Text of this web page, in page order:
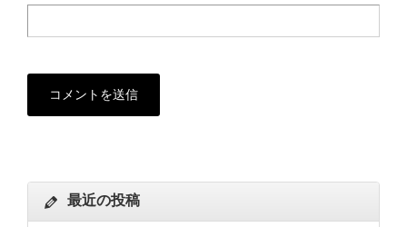
最近の投稿